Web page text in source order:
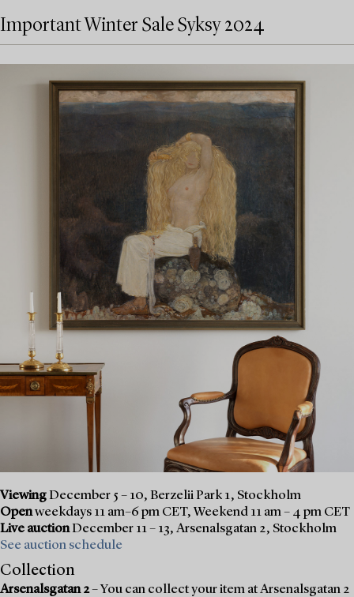
Important Winter Sale Syksy 2024
ViewingDecember 5 – 10, Berzelii Park 1, Stockholm
Openweekdays 11 am–6 pm CET, Weekend 11 am – 4 pm CET
Live auctionDecember 11 – 13, Arsenalsgatan 2, Stockholm
See auction schedule
Collection
Arsenalsgatan 2– You can collect your item at Arsenalsgatan 2